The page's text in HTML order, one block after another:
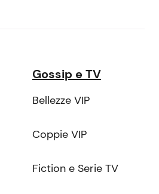
Gossip e TV
Bellezze VIP
Coppie VIP
Fiction e Serie TV